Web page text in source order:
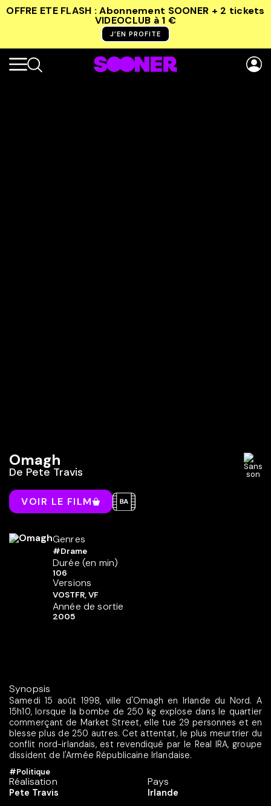
OFFRE ETE FLASH : Abonnement SOONER + 2 tickets
VIDEOCLUB à 1 €
J’EN PROFITE
Omagh
De Pete Travis
VOIR LE FILM
Genres
#Drame
Durée (en min)
106
Versions
VOSTFR, VF
Année de sortie
2005
Synopsis
Samedi 15 août 1998, ville d'Omagh en Irlande du Nord. A
15h10, lorsque la bombe de 250 kg explose dans le quartier
commerçant de Market Street, elle tue 29 personnes et en
blesse plus de 250 autres. Cet attentat, le plus meurtrier du
conflit nord-irlandais, est revendiqué par le Real IRA, groupe
dissident de l'Armée Républicaine Irlandaise.
#Politique
Réalisation
Pete Travis
Pays
Irlande